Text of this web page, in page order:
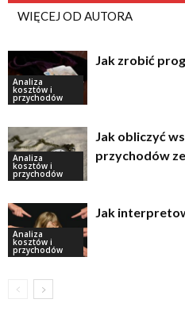
WIĘCEJ OD AUTORA
Analiza
kosztów i
przychodów
Jak zrobić
Analiza
kosztów i
przychodów
Jak obliczyć
przychodów
Analiza
kosztów i
przychodów
Jak